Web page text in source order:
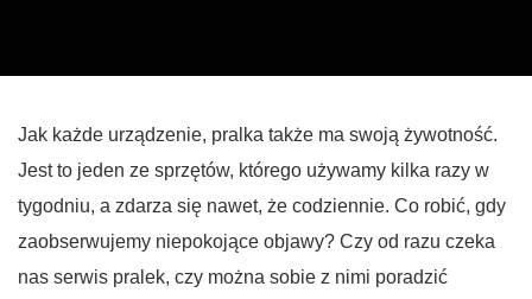
Jak każde urządzenie, pralka także ma swoją żywotność.
Jest to jeden ze sprzętów, którego używamy kilka razy w
tygodniu, a zdarza się nawet, że codziennie. Co robić, gdy
zaobserwujemy niepokojące objawy? Czy od razu czeka
nas serwis pralek, czy można sobie z nimi poradzić